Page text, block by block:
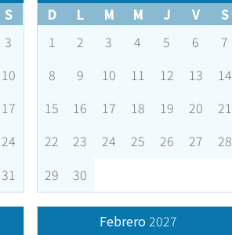
S
3
10
17
24
31
D
L M M J V
S
1
2 3 4 5 6
7
8
9 10 11 12 13
14
15
16 17 18 19 20
21
22
23 24 25 26 27
28
29
30
Febrero2027